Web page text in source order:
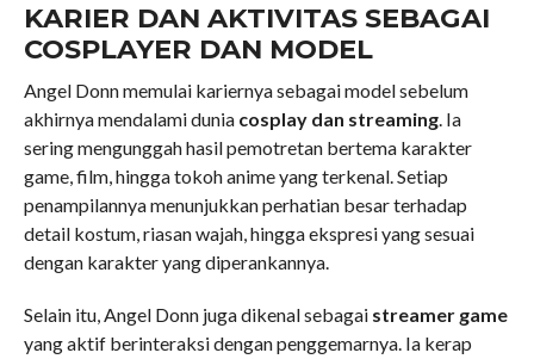
KARIER DAN AKTIVITAS SEBAGAI
COSPLAYER DAN MODEL
Angel Donn memulai kariernya sebagai model sebelum
akhirnya mendalami dunia cosplay dan streaming. Ia
sering mengunggah hasil pemotretan bertema karakter
game, film, hingga tokoh anime yang terkenal. Setiap
penampilannya menunjukkan perhatian besar terhadap
detail kostum, riasan wajah, hingga ekspresi yang sesuai
dengan karakter yang diperankannya.
Selain itu, Angel Donn juga dikenal sebagai streamer game
yang aktif berinteraksi dengan penggemarnya. Ia kerap